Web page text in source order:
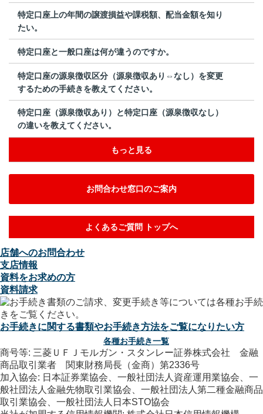
特定口座上の年間の譲渡損益や課税額、配当金額を知り
たい。
特定口座と一般口座は何が違うのですか。
特定口座の源泉徴収区分（源泉徴収あり⇔なし）を変更
するための手続きを教えてください。
特定口座（源泉徴収あり）と特定口座（源泉徴収なし）
の違いを教えてください。
もっと見る
お問合わせ窓口のご案内
よくあるご質問 トップへ
店舗へのお問合わせ
支店情報
資料をお求めの方
資料請求
お手続きに関する書類やお手続き方法をご覧になりたい方
各種お手続き一覧
商号等: 三菱ＵＦＪモルガン・スタンレー証券株式会社 金融
商品取引業者 関東財務局長（金商）第2336号
加入協会: 日本証券業協会、一般社団法人資産運用業協会、一
般社団法人金融先物取引業協会、一般社団法人第二種金融商品
取引業協会、一般社団法人日本STO協会